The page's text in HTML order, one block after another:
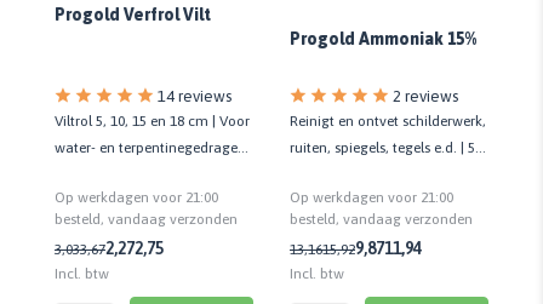
Progold Verfrol Vilt
14 reviews
Viltrol 5, 10, 15 en 18 cm | Voor
water- en terpentinegedragen
Op werkdagen voor 21:00
besteld, vandaag verzonden
3,033,672,272,75
Incl. btw
Progold Ammoniak 15%
2 reviews
Reinigt en ontvet schilderwerk,
ruiten, spiegels, tegels e.d. | 5
Op werkdagen voor 21:00
besteld, vandaag verzonden
13,1615,929,8711,94
Incl. btw